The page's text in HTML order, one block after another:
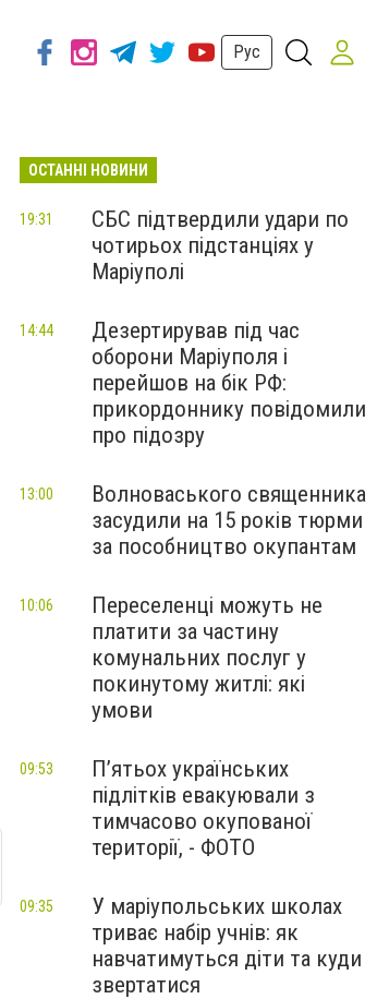
Рус
ОСТАННІ НОВИНИ
СБС підтвердили удари по
чотирьох підстанціях у
Маріуполі
19:31
Дезертирував під час
оборони Маріуполя і
перейшов на бік РФ:
прикордоннику повідомили
про підозру
14:44
Волноваського священника
засудили на 15 років тюрми
за пособництво окупантам
13:00
Переселенці можуть не
платити за частину
комунальних послуг у
покинутому житлі: які
умови
10:06
П’ятьох українських
підлітків евакуювали з
тимчасово окупованої
території, - ФОТО
09:53
У маріупольських школах
триває набір учнів: як
навчатимуться діти та куди
звертатися
09:35